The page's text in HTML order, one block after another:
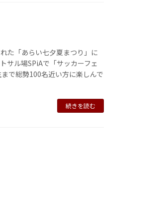
た「あらい七夕夏まつり」に
サル場SPiAで「サッカーフェ
で総勢100名近い方に楽しんで
続きを読む